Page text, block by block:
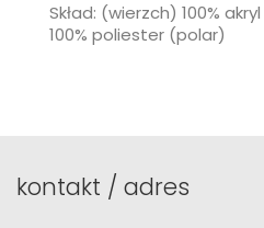
Skład: (wierzch) 100%
100% poliester (polar)
kontakt / adres